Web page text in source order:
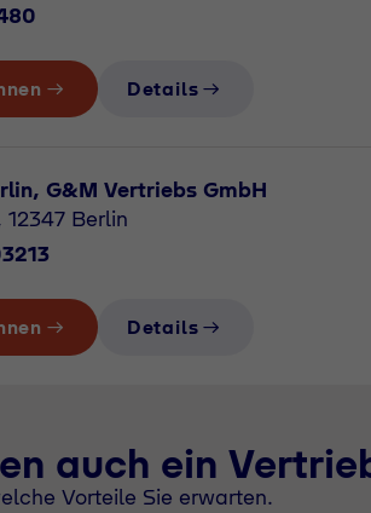
Details
G&M Vertriebs GmbH
12347 Berlin
Details
auch ein
Vorteile Sie erwarten.